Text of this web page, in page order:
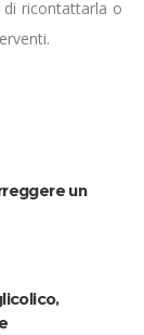
ricontattarla o
un